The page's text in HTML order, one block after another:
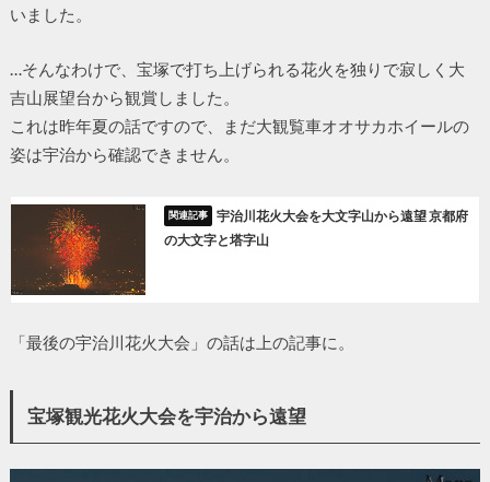
いました。
…そんなわけで、宝塚で打ち上げられる花火を独りで寂しく大
吉山展望台から観賞しました。
これは昨年夏の話ですので、まだ大観覧車オオサカホイールの
姿は宇治から確認できません。
宇治川花火大会を大文字山から遠望 京都府
の大文字と塔字山
「最後の宇治川花火大会」の話は上の記事に。
宝塚観光花火大会を宇治から遠望